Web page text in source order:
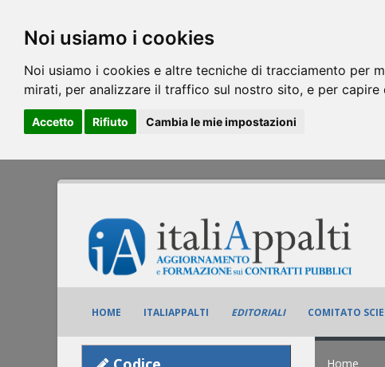
Noi usiamo i cookies
Noi usiamo i cookies e altre tecniche di tracciamento per
mirati, per analizzare il traffico sul nostro sito, e per
Accetto Rifiuto Cambia le mie impostazioni
HOME ITALIAPPALTI EDITORIALI COMITATO
Home